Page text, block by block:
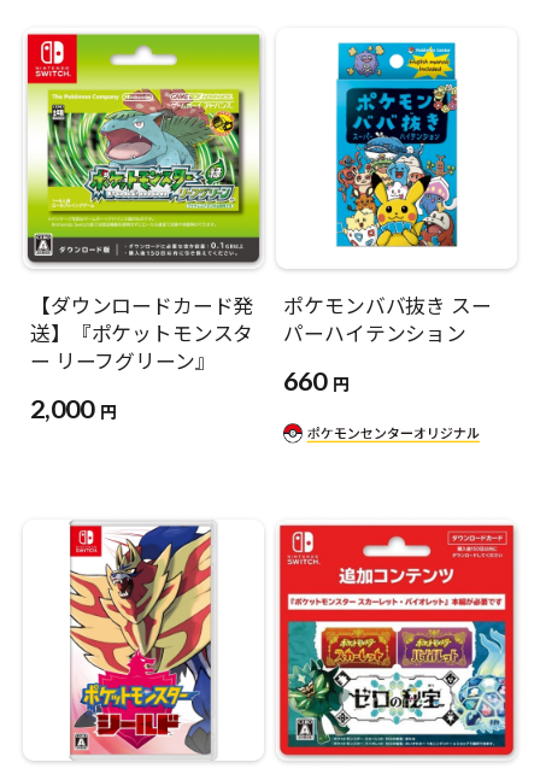
【ダウンロードカード発
送】『ポケットモンスタ
ー リーフグリーン』
2,000 円
ポケモンババ抜き スー
パーハイテンション
660 円